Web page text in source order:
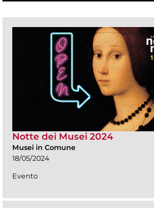
Notte dei Musei 2024
Musei in Comune
18/05/2024
Evento